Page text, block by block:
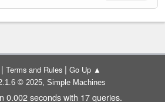
| Terms and Rules | Go Up ▲
© 2025, Simple Machines
0.002 seconds with 17 queries.